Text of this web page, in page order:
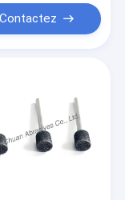
Contactez